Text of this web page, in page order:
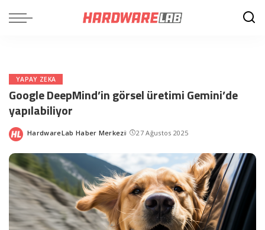
YAPAY ZEKA
Google DeepMind’in görsel üretimi Gemini’de
yapılabiliyor
Posted
HardwareLab Haber Merkezi 27 Ağustos 2025